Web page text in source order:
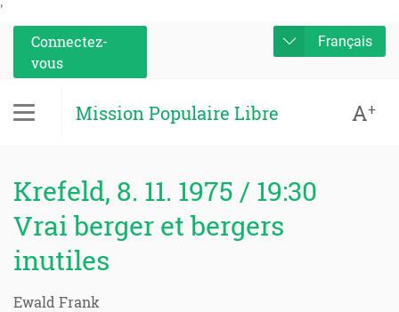
'
Connectez-
vous
Français
Mission Populaire Libre A+
Krefeld, 8. 11. 1975 / 19:30
Vrai berger et bergers
inutiles
Ewald Frank